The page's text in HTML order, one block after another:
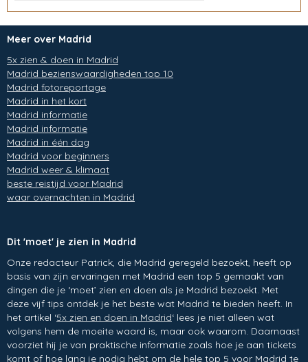
Meer over Madrid
5x zien & doen in Madrid
Madrid bezienswaardigheden top 10
Madrid fotoreportage
Madrid in het kort
Madrid informatie
Madrid informatie
Madrid in één dag
Madrid voor beginners
Madrid weer & klimaat
beste reistijd voor Madrid
waar overnachten in Madrid
Dit 'moet' je zien in Madrid
Onze redacteur Patrick, die Madrid geregeld bezoekt, heeft op
basis van zijn ervaringen met Madrid een top 5 gemaakt van
dingen die je ‘moet’ zien en doen als je Madrid bezoekt. Met
deze vijf tips ontdek je het beste wat Madrid te bieden heeft. In
het artikel ‘5x zien en doen in Madrid‘ lees je niet alleen wat
volgens hem de moeite waard is, maar ook waarom. Daarnaast
voorziet hij je van praktische informatie zoals hoe je aan tickets
komt of hoe lang je nodig hebt om de hele top 5 voor Madrid te